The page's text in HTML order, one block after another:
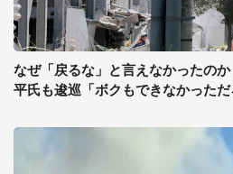
なぜ「戻るな」と言えなかったの
平氏も逡巡「ボクもできなかっただ